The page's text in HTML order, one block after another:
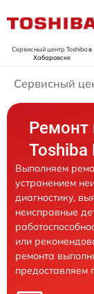
Сервисный центр Toshibaв
Хабаровске
Сервисный
Ремонт
Toshiba
Выполняем
устранением
диагностику,
неисправные
или
ремонта
предоставляем